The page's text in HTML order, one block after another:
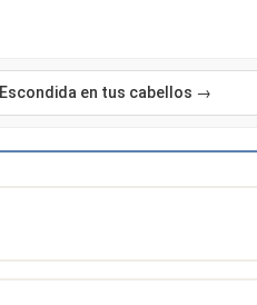
Escondida en tus cabellos →